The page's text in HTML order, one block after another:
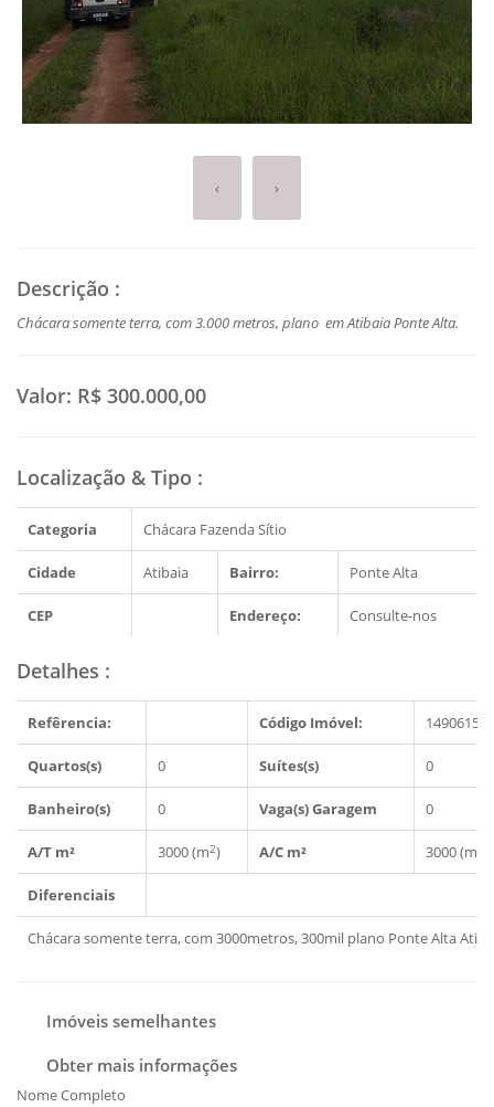
‹ ›
Descrição :
Chácara somente terra, com 3.000 metros, plano em Atibaia Ponte Alta.
Valor: R$ 300.000,00
Localização & Tipo :
Categoria Chácara Fazenda Sítio
Cidade Atibaia Bairro: Ponte Alta
CEP Endereço: Consulte-nos
Detalhes :
Refêrencia: Código Imóvel: 1490615
Quartos(s) 0 Suítes(s) 0
Banheiro(s) 0 Vaga(s) Garagem 0
A/T m² 3000 (m2) A/C m² 3000 (m
Diferenciais
Chácara somente terra, com 3000metros, 300mil plano Ponte Alta
Imóveis semelhantes
Obter mais informações
Nome Completo